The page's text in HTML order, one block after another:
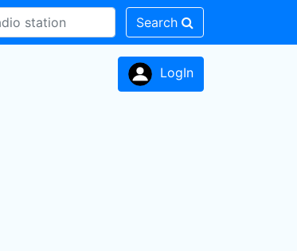
Search
LogIn